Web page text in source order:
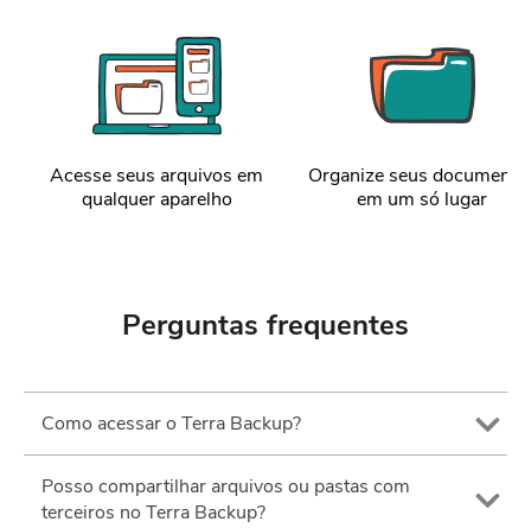
Acesse seus arquivos em
qualquer aparelho
Organize seus
em um só lugar
Perguntas frequentes
Como acessar o Terra Backup?
Posso compartilhar arquivos ou pastas com
terceiros no Terra Backup?